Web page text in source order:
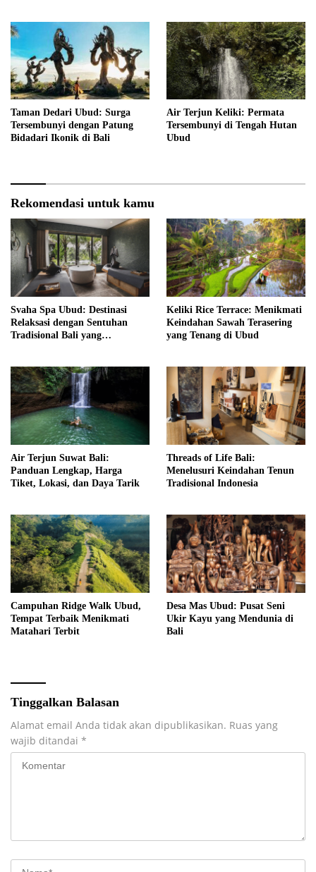
Taman Dedari Ubud: Surga
Tersembunyi dengan Patung
Bidadari Ikonik di Bali
Air Terjun Keliki: Permata
Tersembunyi di Tengah Hutan
Ubud
Rekomendasi untuk kamu
Svaha Spa Ubud: Destinasi
Relaksasi dengan Sentuhan
Tradisional Bali yang
Keliki Rice Terrace: Menikmati
Keindahan Sawah Terasering
yang Tenang di Ubud
Air Terjun Suwat Bali:
Panduan Lengkap, Harga
Tiket, Lokasi, dan Daya Tarik
Threads of Life Bali:
Menelusuri Keindahan Tenun
Tradisional Indonesia
Campuhan Ridge Walk Ubud,
Tempat Terbaik Menikmati
Matahari Terbit
Desa Mas Ubud: Pusat Seni
Ukir Kayu yang Mendunia di
Bali
Tinggalkan Balasan
Alamat email Anda tidak akan dipublikasikan. Ruas yang
wajib ditandai *